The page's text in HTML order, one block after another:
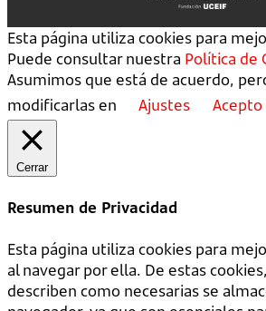
Esta página utiliza cookies para
Puede consultar nuestra Política de
Asumimos que está de acuerdo,
modificarlas en
Ajustes Acepto
Cerrar
Resumen de Privacidad
Esta página utiliza cookies para
al navegar por ella. De estas
describen como necesarias se